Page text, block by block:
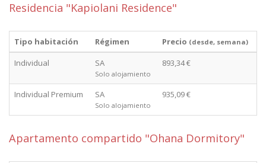
Residencia "Kapiolani Residence"
Tipo habitación Régimen Precio (desde, semana)
Individual SA
Solo alojamiento
893,34 €
Individual Premium SA
Solo alojamiento
935,09 €
Apartamento compartido "Ohana Dormitory"